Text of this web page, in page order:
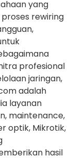
yang
rewiring
profesional
jaringan,
adalah
layanan
maintenance,
optik, Mikrotik,
hasil